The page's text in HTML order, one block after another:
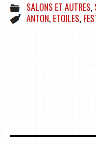
SALONS ET AUTRES,
ANTON, ETOILES,